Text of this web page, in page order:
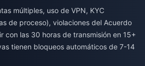
múltiples, uso de VPN, KYC
de proceso), violaciones del Acuerdo
con las 30 horas de transmisión en 15+
tienen bloqueos automáticos de 7-14